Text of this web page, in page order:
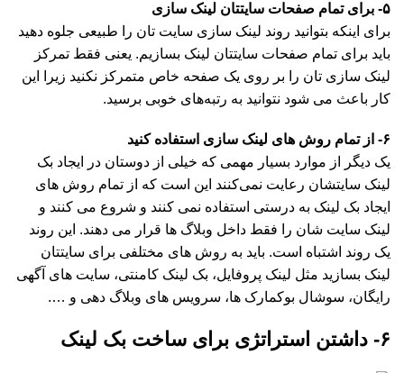
۵- برای تمام صفحات سایتتان لینک سازی
برای اینکه بتوانید روند لینک سازی سایت تان را طبیعی جلوه دهید
باید برای تمام صفحات سایتتان لینک بسازیم. یعنی فقط تمرکز
لینک سازی تان را بر روی یک صفحه خاص متمرکز نکنید زیرا این
کار باعث می شود نتوانید به رتبه‌های خوبی برسید.
۶- از تمام روش های لینک سازی استفاده کنید
یک دیگر از موارد بسیار مهمی که خیلی از دوستان در ایجاد بک
لینک سایتشان رعایت نمی‌کنند این است که از تمام روش های
ایجاد بک لینک به درستی استفاده نمی کنند و شروع می کنند و
لینک سایت شان را فقط داخل وبلاگ ها قرار می دهند. این روند
یک روند اشتباه است. باید به روش های مختلفی برای سایتتان
لینک بسازید مثل لینک پروفایل، بک لینک کامنتی، سایت های آگهی
رایگان، سوشال بوکمارک ها، سرویس های وبلاگ دهی و ….
۶- داشتن استراتژی برای ساخت بک لینک